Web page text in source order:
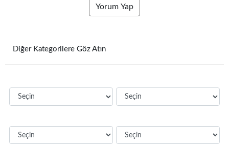
Yorum Yap
Diğer Kategorilere Göz Atın